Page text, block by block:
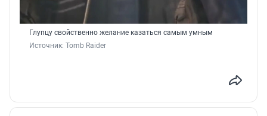
Глупцу свойственно желание казаться самым умным
Источник: Tomb Raider